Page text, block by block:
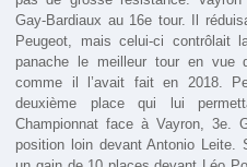
Gay-Bardiaux au 16e tour. Il
Peugeot, mais celui-ci contrôlait
panache le meilleur tour en vue
comme il l’avait fait en 2018.
deuxième place qui lui
Championnat face à Vayron, 3e.
position loin devant Antonio Leite.